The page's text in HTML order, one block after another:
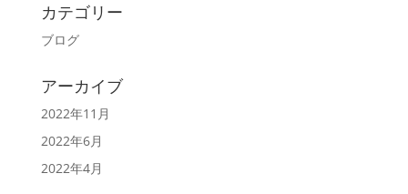
カテゴリー
ブログ
アーカイブ
2022年11月
2022年6月
2022年4月